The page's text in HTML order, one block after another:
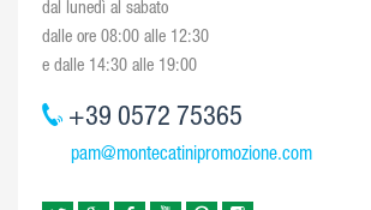
dal lunedì al sabato
dalle ore 08:00 alle 12:30
e dalle 14:30 alle 19:00
+39 0572 75365
pam@montecatinipromozione.com